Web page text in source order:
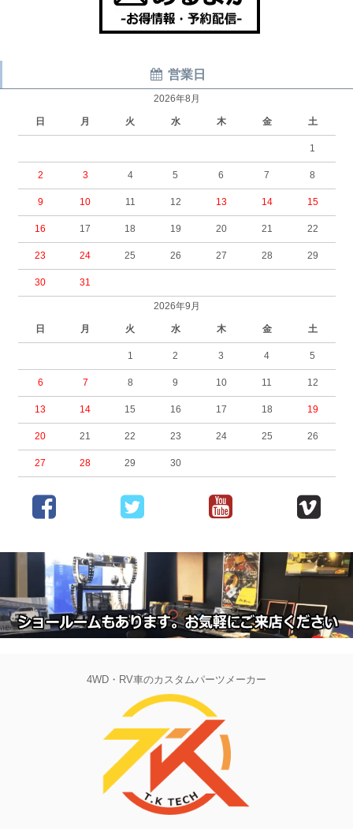
営業日
2026年8月
日 月 火 水 木 金 土
1
2 3 4 5 6 7 8
9 10 11 12 13 14 15
16 17 18 19 20 21 22
23 24 25 26 27 28 29
30 31
2026年9月
日 月 火 水 木 金 土
1 2 3 4 5
6 7 8 9 10 11 12
13 14 15 16 17 18 19
20 21 22 23 24 25 26
27 28 29 30
4WD・RV車のカスタムパーツメーカー